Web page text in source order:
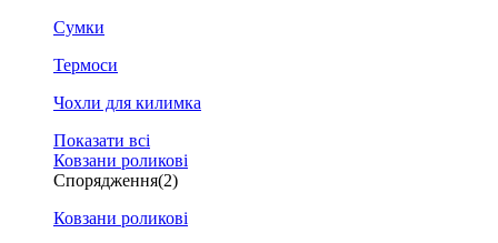
Сумки
Термоси
Чохли для килимка
Показати всі
Ковзани роликові
Спорядження(2)
Ковзани роликові